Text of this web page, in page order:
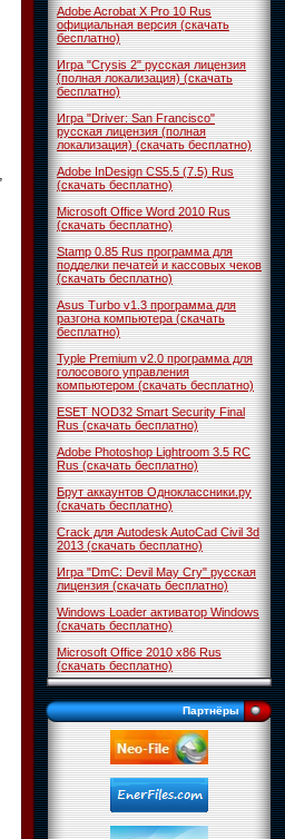
Adobe Acrobat X Pro 10 Rus
официальная версия (скачать
бесплатно)
Игра "Crysis 2" русская лицензия
(полная локализация) (скачать
бесплатно)
Игра "Driver: San Francisco"
русская лицензия (полная
локализация) (скачать бесплатно)
Adobe InDesign CS5.5 (7.5) Rus
(скачать бесплатно)
Microsoft Office Word 2010 Rus
(скачать бесплатно)
Stamp 0.85 Rus программа для
подделки печатей и кассовых чеков
(скачать бесплатно)
Asus Turbo v1.3 программа для
разгона компьютера (скачать
бесплатно)
Typle Premium v2.0 программа для
голосового управления
компьютером (скачать бесплатно)
ESET NOD32 Smart Security Final
Rus (скачать бесплатно)
Adobe Photoshop Lightroom 3.5 RC
Rus (скачать бесплатно)
Брут аккаунтов Одноклассники.ру
(скачать бесплатно)
Crack для Autodesk AutoCad Civil 3d
2013 (скачать бесплатно)
Игра "DmC: Devil May Cry" русская
лицензия (скачать бесплатно)
Windows Loader активатор Windows
(скачать бесплатно)
Microsoft Office 2010 x86 Rus
(скачать бесплатно)
Партнёры